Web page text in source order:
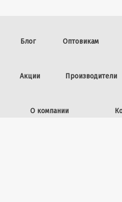
Блог Оптовикам
Акции Производители
О компании